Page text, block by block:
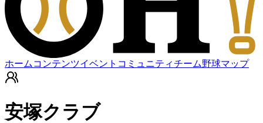
ホーム コンテンツイベント コミュニティチーム野球マップ
安塚クラブ